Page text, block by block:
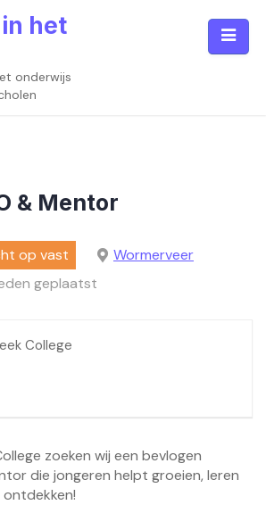
het
onderwijs
& Mentor
op vast
Wormerveer
geplaatst
College
zoeken wij een bevlogen
die jongeren helpt groeien, leren